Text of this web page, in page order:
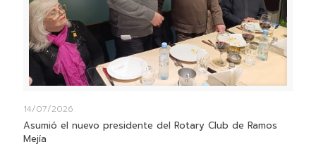
14/07/2026
Asumió el nuevo presidente del Rotary Club de Ramos
Mejía